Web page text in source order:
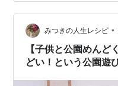
パーカー7商品を徹底比
に、夏の公園をサバイバ
みつきの人生レシピ •
【子供と公園めん
どい！という公園遊